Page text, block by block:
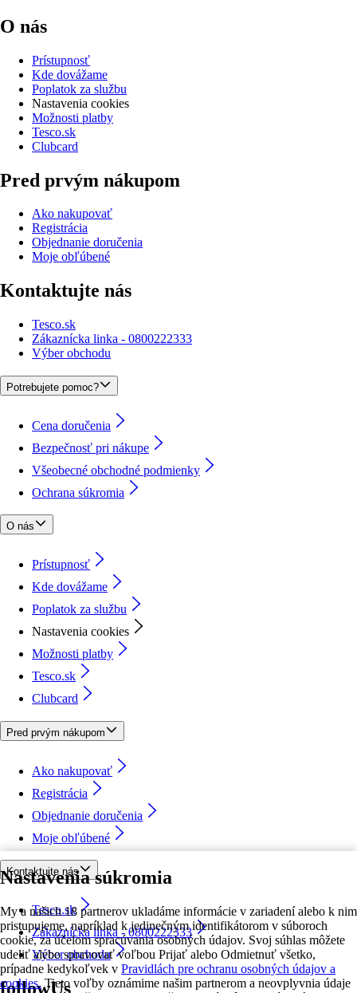
Nastavenia súkromia
My a našich 18 partnerov ukladáme informácie v zariadení alebo k nim
pristupujeme, napríklad k jedinečným identifikátorom v súboroch
cookie, za účelom spracúvania osobných údajov. Svoj súhlas môžete
udeliť alebo spravovať voľbou Prijať alebo Odmietnuť všetko,
prípadne kedykoľvek v Pravidlách pre ochranu osobných údajov a
cookies. Tieto voľby oznámime našim partnerom a neovplyvnia údaje
O nás
Prístupnosť
Kde dovážame
Poplatok za službu
Nastavenia cookies
Možnosti platby
Tesco.sk
Clubcard
Pred prvým nákupom
Ako nakupovať
Registrácia
Objednanie doručenia
Moje obľúbené
Kontaktujte nás
Tesco.sk
Zákaznícka linka - 0800222333
Výber obchodu
Potrebujete pomoc?
Cena doručenia
Bezpečnosť pri nákupe
Všeobecné obchodné podmienky
Ochrana súkromia
O nás
Prístupnosť
Kde dovážame
Poplatok za službu
Nastavenia cookies
Možnosti platby
Tesco.sk
Clubcard
Pred prvým nákupom
Ako nakupovať
Registrácia
Objednanie doručenia
Moje obľúbené
Kontaktujte nás
Tesco.sk
Zákaznícka linka - 0800222333
Výber obchodu
followUs